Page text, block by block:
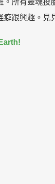
跟興趣。見